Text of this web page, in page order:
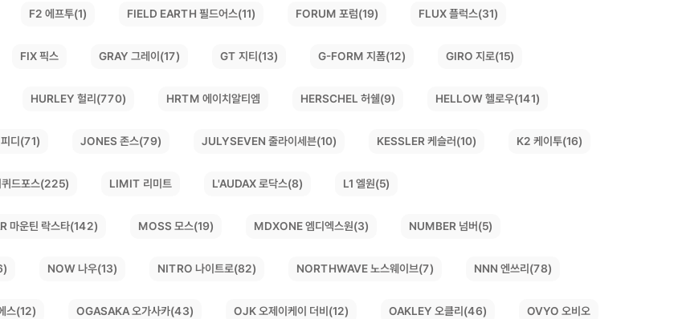
F2 에프투(1) FIELD EARTH 필드어스(11) FORUM 포럼(19) FLUX 플럭스(31)
FIX 픽스 GRAY 그레이(17) GT 지티(13) G-FORM 지폼(12) GIRO 지로(15)
HURLEY 헐리(770) HRTM 에이치알티엠 HERSCHEL 허쉘(9) HELLOW 헬로우(141)
디(71) JONES 존스(79) JULYSEVEN 줄라이세븐(10) KESSLER 케슬러(10) K2 케이투(16)
드포스(225) LIMIT 리미트 L'AUDAX 로닥스(8) L1 엘원(5)
마운틴 락스타(142) MOSS 모스(19) MDXONE 엠디엑스원(3) NUMBER 넘버(5)
NOW 나우(13) NITRO 나이트로(82) NORTHWAVE 노스웨이브(7) NNN 엔쓰리(78)
스(12) OGASAKA 오가사카(43) OJK 오제이케이 더비(12) OAKLEY 오클리(46) OVYO 오비오